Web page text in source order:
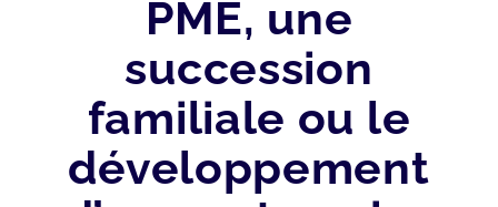
PME, une
succession
familiale ou le
développement